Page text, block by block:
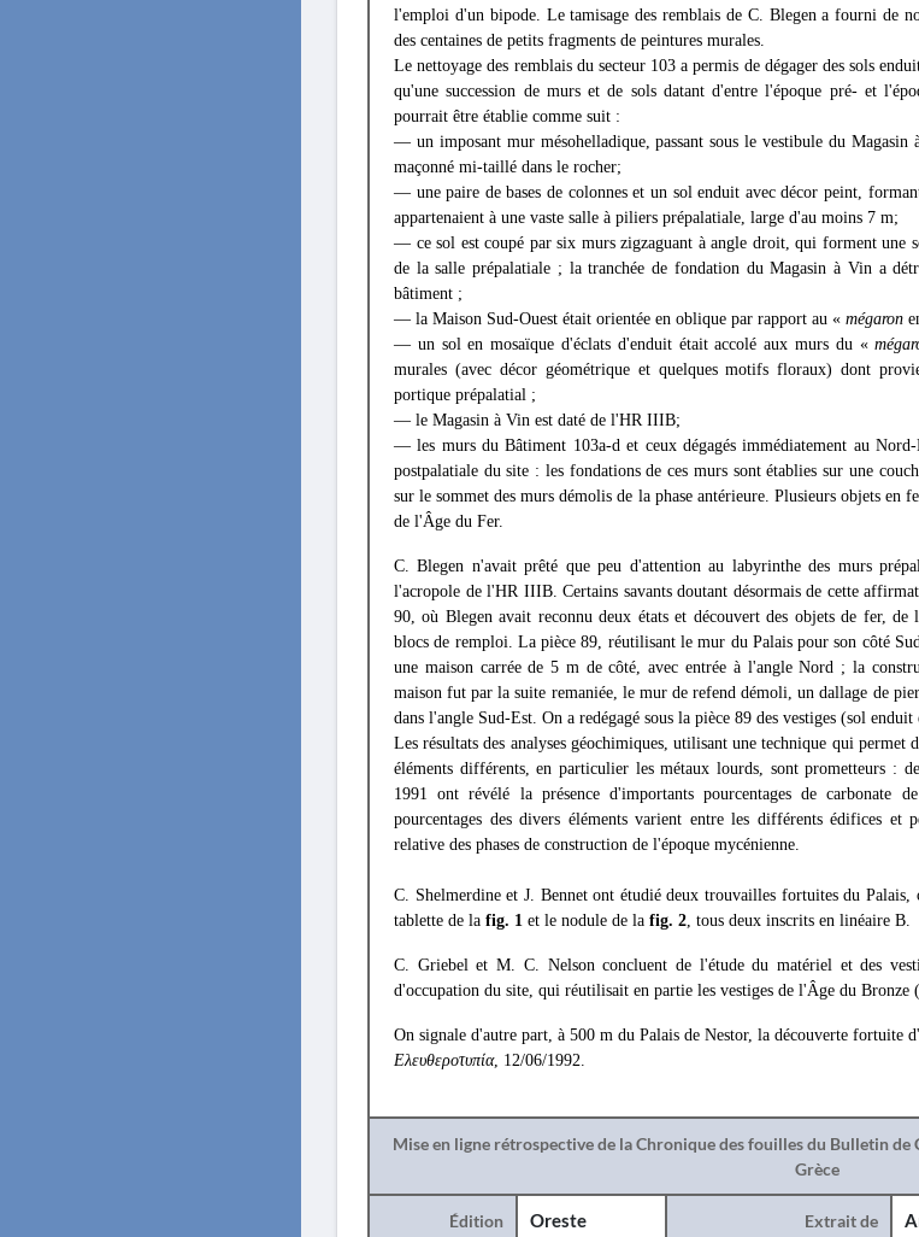
l'emploi d'un bipode. Le tamisage des remblais de C. Blegen a fourni de
des centaines de petits fragments de peintures murales.
Le nettoyage des remblais du secteur 103 a permis de dégager des sols
qu'une succession de murs et de sols datant d'entre l'époque pré- et
pourrait être établie comme suit :
— un imposant mur mésohelladique, passant sous le vestibule du
maçonné mi-taillé dans le rocher;
— une paire de bases de colonnes et un sol enduit avec décor peint,
appartenaient à une vaste salle à piliers prépalatiale, large d'au moins 7 m;
— ce sol est coupé par six murs zigzaguant à angle droit, qui forment une
de la salle prépalatiale ; la tranchée de fondation du Magasin à Vin a
bâtiment ;
— la Maison Sud-Ouest était orientée en oblique par rapport au « mégaron
— un sol en mosaïque d'éclats d'enduit était accolé aux murs du «
murales (avec décor géométrique et quelques motifs floraux) dont
portique prépalatial ;
— le Magasin à Vin est daté de l'HR IIIB;
— les murs du Bâtiment 103a-d et ceux dégagés immédiatement au
postpalatiale du site : les fondations de ces murs sont établies sur une
sur le sommet des murs démolis de la phase antérieure. Plusieurs objets en
de l'Âge du Fer.
C. Blegen n'avait prêté que peu d'attention au labyrinthe des murs
l'acropole de l'HR IIIB. Certains savants doutant désormais de cette
90, où Blegen avait reconnu deux états et découvert des objets de fer, de
blocs de remploi. La pièce 89, réutilisant le mur du Palais pour son côté
une maison carrée de 5 m de côté, avec entrée à l'angle Nord ; la
maison fut par la suite remaniée, le mur de refend démoli, un dallage de
dans l'angle Sud-Est. On a redégagé sous la pièce 89 des vestiges (sol
Les résultats des analyses géochimiques, utilisant une technique qui permet
éléments différents, en particulier les métaux lourds, sont prometteurs :
1991 ont révélé la présence d'importants pourcentages de carbonate
pourcentages des divers éléments varient entre les différents édifices et
relative des phases de construction de l'époque mycénienne.
C. Shelmerdine et J. Bennet ont étudié deux trouvailles fortuites du Palais,
tablette de la fig. 1 et le nodule de la fig. 2, tous deux inscrits en linéaire B.
C. Griebel et M. C. Nelson concluent de l'étude du matériel et des
d'occupation du site, qui réutilisait en partie les vestiges de l'Âge du Bronze (
On signale d'autre part, à 500 m du Palais de Nestor, la découverte fortuite
Ελευθεροτυπία, 12/06/1992.
Mise en ligne rétrospective de la Chronique des fouilles du Bulletin
Grèce
Édition Oreste Extrait de